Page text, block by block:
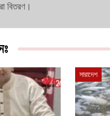
বিতরণ।
সারাদেশ